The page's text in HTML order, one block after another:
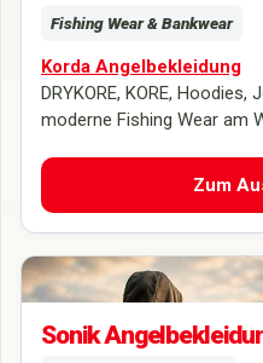
Fishing Wear & Bankwear
Korda Angelbekleidung
DRYKORE, KORE,
moderne Fishing Wear am
Zum
Sonik Think Fishy – moderne
Outdoor-
Sonik